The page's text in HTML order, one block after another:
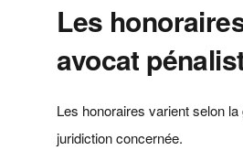
Les
avocat
Les honoraires varient selon la
juridiction concernée.